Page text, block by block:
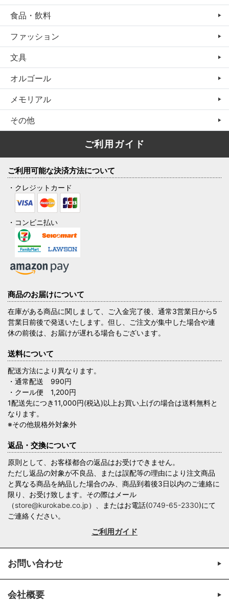
食品・飲料
ファッション
文具
オルゴール
メモリアル
その他
ご利用ガイド
ご利用可能な決済方法について
・クレジットカード
・コンビニ払い
商品のお届けについて
在庫がある商品に関しまして、ご入金完了後、通常3営業日から5
営業日前後で発送いたします。但し、ご注文が集中した場合や連
休の前後は、お届けが遅れる場合もございます。
送料について
配送方法により異なります。
・通常配送 990円
・クール便 1,200円
1配送先につき11,000円(税込)以上お買い上げの場合は送料無料と
なります。
※その他規格外対象外
返品・交換について
原則として、お客様都合の返品はお受けできません。
ただし返品の対象が不良品、または誤配等の理由により注文商品
と異なる商品を納品した場合のみ、商品到着後3日以内のご連絡に
限り、お受け致します。その際はメール
（store@kurokabe.co.jp）、またはお電話(0749-65-2330)にて
ご連絡ください。
ご利用ガイド
お問い合わせ
会社概要